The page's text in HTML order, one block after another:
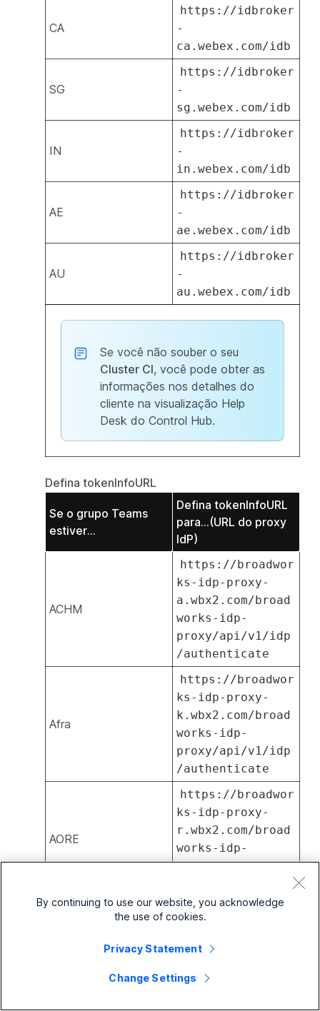
CA
https://idbroker
-
ca.webex.com/idb
SG
https://idbroker
-
sg.webex.com/idb
IN
https://idbroker
-
in.webex.com/idb
AE
https://idbroker
-
ae.webex.com/idb
AU
https://idbroker
-
au.webex.com/idb
Se você não souber o seu
Cluster CI, você pode obter as
informações nos detalhes do
cliente na visualização Help
Desk do Control Hub.
Defina tokenInfoURL
Se o grupo Teams
estiver...
Defina tokenInfoURL
para...(URL do proxy
IdP)
ACHM
https://broadwor
ks-idp-proxy-
a.wbx2.com/broad
works-idp-
proxy/api/v1/idp
/authenticate
Afra
https://broadwor
ks-idp-proxy-
k.wbx2.com/broad
works-idp-
proxy/api/v1/idp
/authenticate
AORE
https://broadwor
ks-idp-proxy-
r.wbx2.com/broad
works-idp-
proxy/api/v1/idp
https://broadwor
d.wbx2.com/broad
proxy/api/v1/idp
By continuing to use our website, you acknowledge
the use of cookies.
Privacy Statement
Change Settings